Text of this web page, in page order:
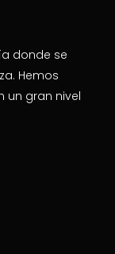
donde se
Hemos
un gran nivel